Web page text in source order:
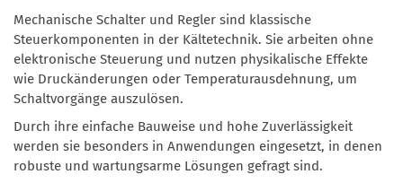
Mechanische Schalter und Regler sind klassische
Steuerkomponenten in der Kältetechnik. Sie arbeiten ohne
elektronische Steuerung und nutzen physikalische Effekte
wie Druckänderungen oder Temperaturausdehnung, um
Schaltvorgänge auszulösen.
Durch ihre einfache Bauweise und hohe Zuverlässigkeit
werden sie besonders in Anwendungen eingesetzt, in denen
robuste und wartungsarme Lösungen gefragt sind.